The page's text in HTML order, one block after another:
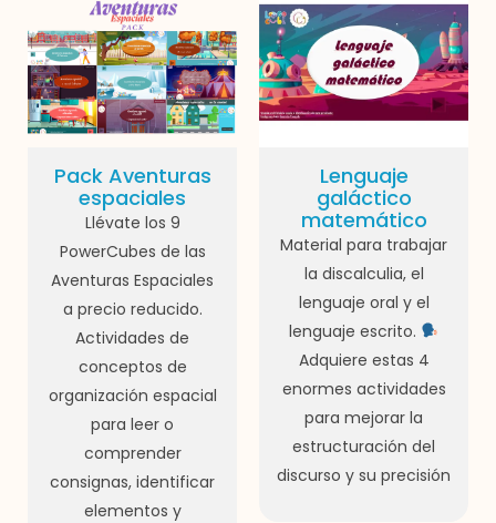
Pack Aventuras
espaciales
Llévate los 9
PowerCubes de las
Aventuras Espaciales
a precio reducido.
Actividades de
conceptos de
organización espacial
para leer o
comprender
consignas, identificar
elementos y
Lenguaje
galáctico
matemático
Material para trabajar
la discalculia, el
lenguaje oral y el
lenguaje escrito.
Adquiere estas 4
enormes actividades
para mejorar la
estructuración del
discurso y su precisión